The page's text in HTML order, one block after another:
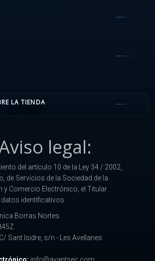
LA TIENDA
legal:
del artículo 10 de la Ley 34 / 2002,
de Servicios de la Sociedad de la
y Comercio Electrónico, el Titular
identificativos.
Borras Nortes.
C/ Sant Isidre, s/n - Les Avellanes